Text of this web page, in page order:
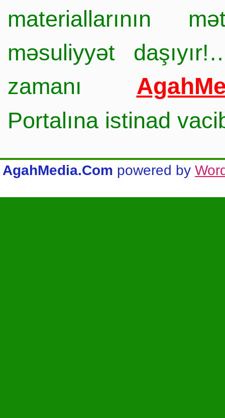
materiallarının
məsuliyyət
zamanı
Portalına istinad
AgahMedia.Com powered by